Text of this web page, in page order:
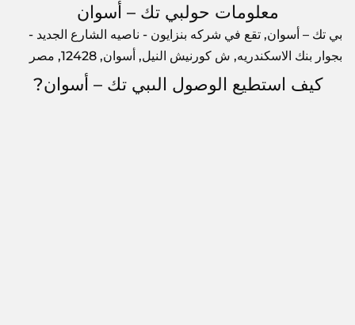
معلومات حولبي تك – أسوان
بي تك – أسوان, تقع في شركه بنزايون - ناصيه الشارع الجديد -
بجوار بنك الاسكندريه, ش كورنيش النيل, أسوان, 12428, مصر
كيف استطيع الوصول الىبي تك – أسوان?